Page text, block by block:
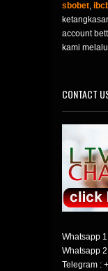
sbobet,
account
kami
CONTACT
Whatsapp
Whatsapp
Telegram :